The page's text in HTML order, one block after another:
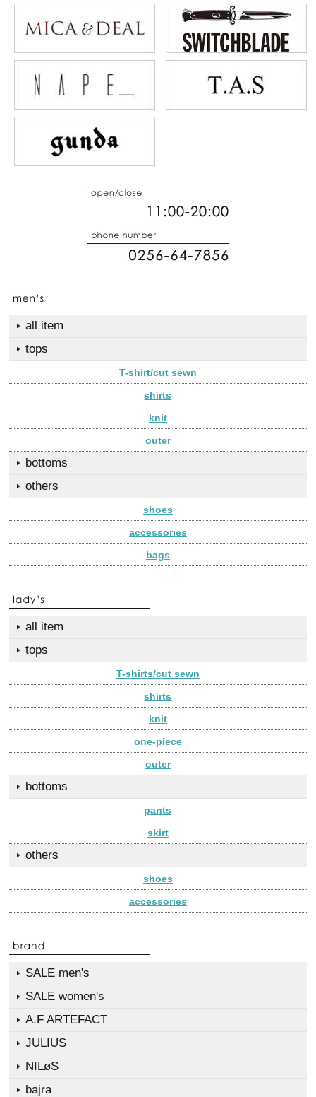
all item
tops
T-shirt/cut sewn
shirts
knit
outer
bottoms
others
shoes
accessories
bags
all item
tops
T-shirts/cut sewn
shirts
knit
one-piece
outer
bottoms
pants
skirt
others
shoes
accessories
SALE men's
SALE women's
A.F ARTEFACT
JULIUS
NILøS
bajra